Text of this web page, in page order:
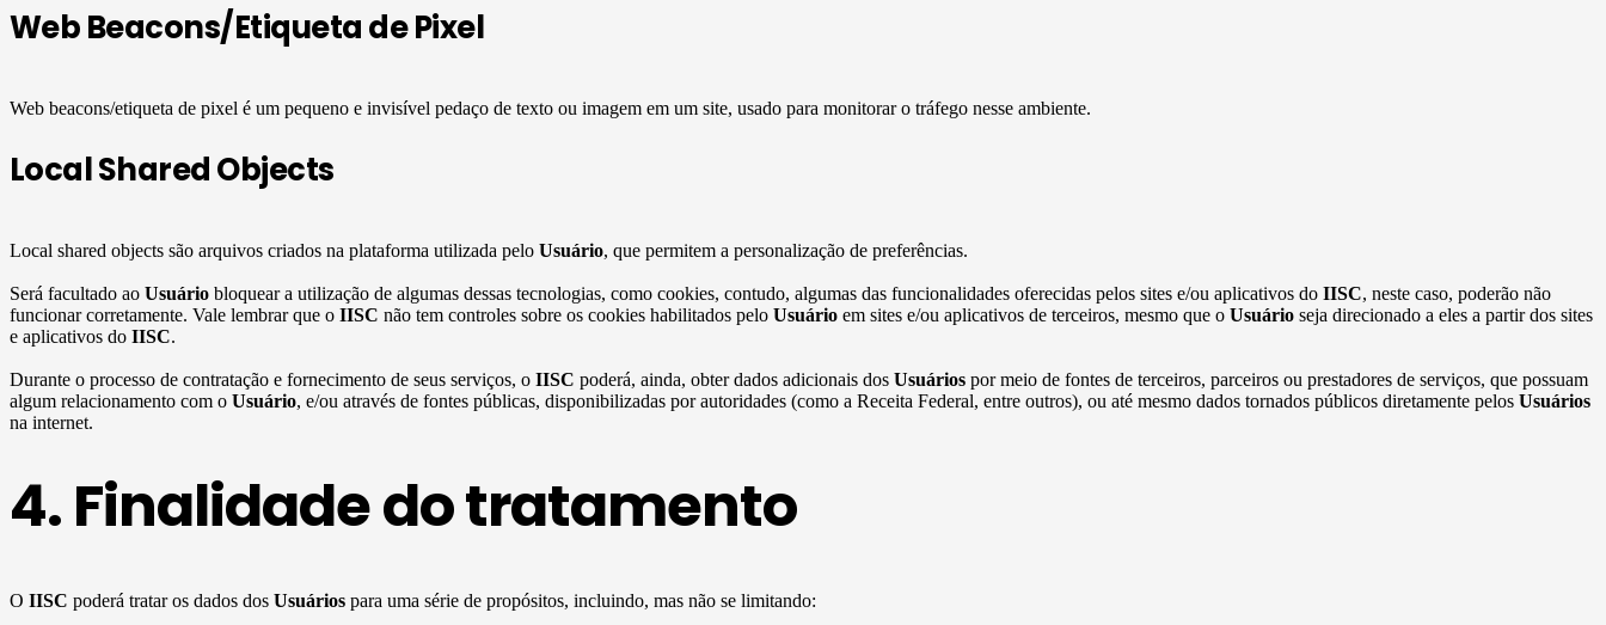
Web Beacons/Etiqueta de Pixel
Web beacons/etiqueta de pixel é um pequeno e invisível pedaço de texto ou imagem em um site, usado para monitorar o tráfego nesse ambiente.
Local Shared Objects
Local shared objects são arquivos criados na plataforma utilizada pelo Usuário, que permitem a personalização de preferências.
Será facultado ao Usuário bloquear a utilização de algumas dessas tecnologias, como cookies, contudo, algumas das funcionalidades oferecidas pelos sites e/ou aplicativos do IISC, neste caso, poderão não
funcionar corretamente. Vale lembrar que o IISC não tem controles sobre os cookies habilitados pelo Usuário em sites e/ou aplicativos de terceiros, mesmo que o Usuário seja direcionado a eles a partir dos sites
e aplicativos do IISC.
Durante o processo de contratação e fornecimento de seus serviços, o IISC poderá, ainda, obter dados adicionais dos Usuários por meio de fontes de terceiros, parceiros ou prestadores de serviços, que possuam
algum relacionamento com o Usuário, e/ou através de fontes públicas, disponibilizadas por autoridades (como a Receita Federal, entre outros), ou até mesmo dados tornados públicos diretamente pelos Usuários
na internet.
4. Finalidade do tratamento
O IISC poderá tratar os dados dos Usuários para uma série de propósitos, incluindo, mas não se limitando: